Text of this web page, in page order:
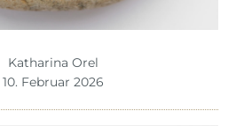
Katharina Orel
10. Februar 2026